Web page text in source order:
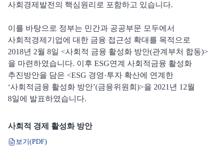
사회경제발전의 핵심원리로 포함하고 있습니다.
이를 바탕으로 정부는 민간과 공공부문 모두에서
사회적경제기업에 대한 금융 접근성 확대를 목적으로
2018년 2월 8일 <사회적 금융 활성화 방안(관계부처 합동)>
을 마련하였습니다. 이후 ESG연계 사회적금융 활성화
추진방안을 담은 <ESG 경영·투자 확산에 연계한
‘사회적금융 활성화 방안’(금융위원회)>을 2021년 12월
8일에 발표하였습니다.
사회적 경제 활성화 방안
보기(PDF)